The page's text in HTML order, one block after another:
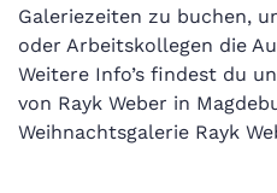
Galeriezeiten zu buchen,
oder Arbeitskollegen die
Weitere Info’s findest du
von Rayk Weber in
Weihnachtsgalerie Rayk